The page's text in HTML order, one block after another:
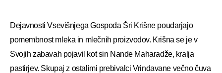
Dejavnosti Vsevišnjega Gospoda Šri Krišne poudarjajo
pomembnost mleka in mlečnih proizvodov. Krišna se je v
Svojih zabavah pojavil kot sin Nande Maharadže, kralja
pastirjev. Skupaj z ostalimi prebivalci Vrindavane večno čuva